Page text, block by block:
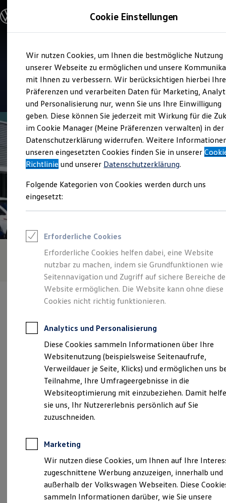
Hauptinhalt
springen
Footer
springen
Modelle und Konfigurator
Modelle vergleichen
Elektroautos
ENERGY Sondermodelle
Nutzfahrzeuge
SUV und CUV
Familienautos
Kombis
Kompaktwagen
Sportwagen
Schnell verfügbare Fahrzeuge
Angebote und Produkte
Aktuelle Angebote
E-Auto-Förderung
Volkswagen Marktplatz
Junge Gebrauchtwagen und Gebrauchtwagen
Volkswagen Zertifizierte Gebrauchtwagen
Zubehör- und Serviceangebote
Leasing
Leasing-Angebote
Gebrauchtwagen Leasing
Junge Gebrauchtwagen-Leasing
Elektroauto Leasing
Kleinwagen-Leasing
Leasing ohne Anzahlung
Finanzierung
Kfz-Versicherung
Restschuldversicherungen
Garantien
Wartungsverträge
Geschäftskunden
Professional Class bei Volkswagen
Großkunden
Behörden
Direktkunden
Sonderfahrzeuge
Anpfiff zum Gewinn
Elektroautos
ID. Tutorials
Elektrofahrzeugkonzepte
Reichweite
Reichweite der ID. Modelle
Reichweite im Winter
Verkauf und Service
Richard Stein Gummersbach
4.7| 402 Bewertungen
Verantwortlich für die Inhalte auf dieser Seite ist die Richard Stein
GmbH & Co. KG Impressum & Rechtliches)
Gummersbacher Straße 55, 51645 Gummersbach
info@steingruppe.de
Montag
Sonntag
Geschlossen
Cookie Einstellungen
Wir nutzen Cookies, um Ihnen die bestmögliche Nutzung
unserer Webseite zu ermöglichen und unsere
mit Ihnen zu verbessern. Wir berücksichtigen hierbei Ihre
Präferenzen und verarbeiten Daten für Marketing,
und Personalisierung nur, wenn Sie uns Ihre Einwilligung
geben. Diese können Sie jederzeit mit Wirkung für die
im Cookie Manager (Meine Präferenzen verwalten) in der
Datenschutzerklärung widerrufen. Weitere
unseren eingesetzten Cookies finden Sie in unserer
Richtlinie und unserer Datenschutzerklärung.
Folgende Kategorien von Cookies werden durch uns
eingesetzt:
Erforderliche Cookies
Erforderliche Cookies helfen dabei, eine Website
nutzbar zu machen, indem sie Grundfunktionen wie
Seitennavigation und Zugriff auf sichere Bereiche
Website ermöglichen. Die Website kann ohne diese
Cookies nicht richtig funktionieren.
Analytics und Personalisierung
Diese Cookies sammeln Informationen über Ihre
Websitenutzung (beispielsweise Seitenaufrufe,
Verweildauer je Seite, Klicks) und ermöglichen uns
Teilnahme, Ihre Umfrageergebnisse in die
Websiteoptimierung mit einzubeziehen. Damit
sie uns, Ihr Nutzererlebnis persönlich auf Sie
zuzuschneiden.
Marketing
Wir nutzen diese Cookies, um Ihnen auf Ihre
zugeschnittene Werbung anzuzeigen, innerhalb und
außerhalb der Volkswagen Webseiten. Diese
sammeln Informationen darüber, wie Sie unsere